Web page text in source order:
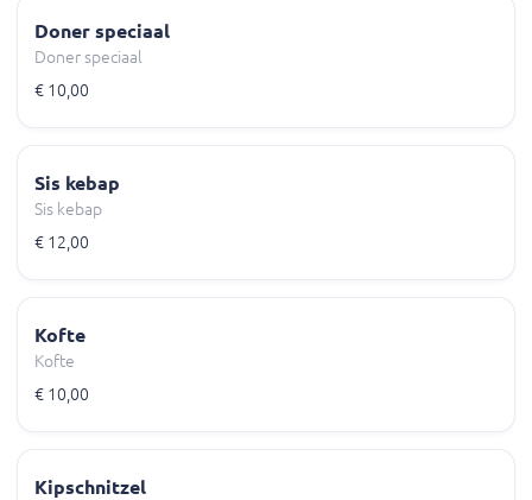
Doner speciaal
Doner speciaal
€ 10,00
Sis kebap
Sis kebap
€ 12,00
Kofte
Kofte
€ 10,00
Kipschnitzel